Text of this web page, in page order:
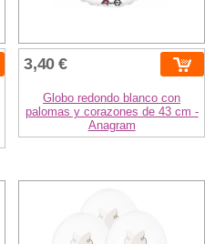
3,40 €
Globo redondo blanco con
palomas y corazones de 43 cm -
Anagram